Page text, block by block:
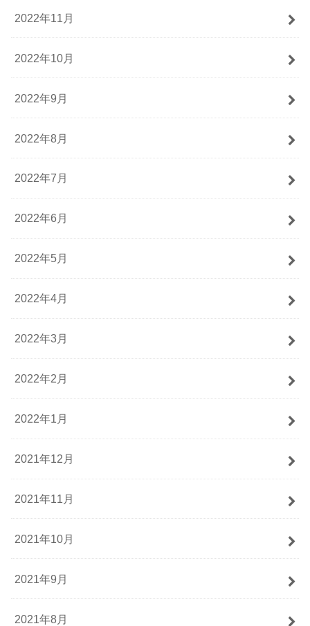
2022年11月
2022年10月
2022年9月
2022年8月
2022年7月
2022年6月
2022年5月
2022年4月
2022年3月
2022年2月
2022年1月
2021年12月
2021年11月
2021年10月
2021年9月
2021年8月